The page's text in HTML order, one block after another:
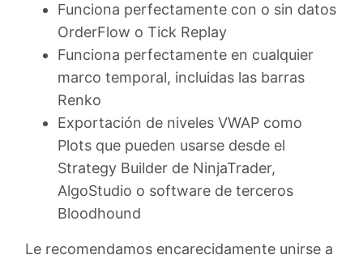
Funciona perfectamente con o sin datos
OrderFlow o Tick Replay
Funciona perfectamente en cualquier
marco temporal, incluidas las barras
Renko
Exportación de niveles VWAP como
Plots que pueden usarse desde el
Strategy Builder de NinjaTrader,
AlgoStudio o software de terceros
Bloodhound
Le recomendamos encarecidamente unirse a